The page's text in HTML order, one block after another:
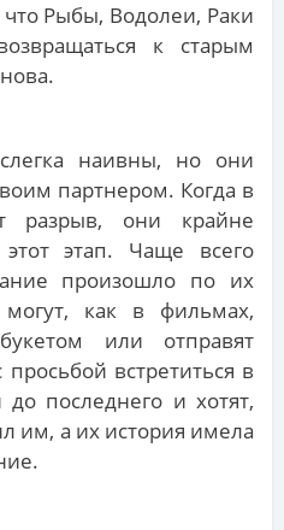
Рыбы, Водолеи, Раки
к старым
наивны, но они
партнером. Когда в
разрыв, они крайне
этап. Чаще всего
произошло по их
как в фильмах,
или отправят
встретиться в
последнего и хотят,
им, а их история имела